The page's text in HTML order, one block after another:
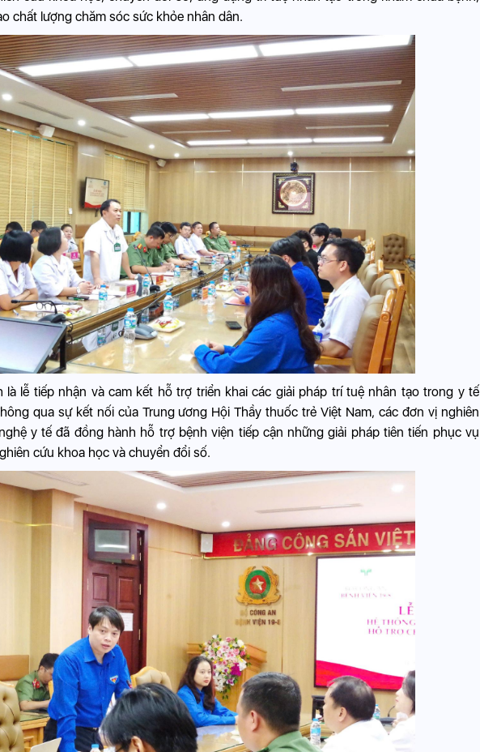
chất lượng chăm sóc sức khỏe nhân dân.
lễ tiếp nhận và cam kết hỗ trợ triển khai các giải pháp trí tuệ nhân tạo trong y tế
qua sự kết nối của Trung ương Hội Thầy thuốc trẻ Việt Nam, các đơn vị nghiên
y tế đã đồng hành hỗ trợ bệnh viện tiếp cận những giải pháp tiên tiến phục vụ
cứu khoa học và chuyển đổi số.